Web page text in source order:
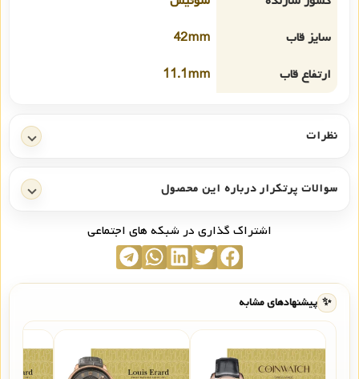
سایز قاب
42mm
ارتفاع قاب
11.1mm
نظرات
سوالات پرتکرار درباره این محصول
اشتراک گذاری در شبکه های اجتماعی
✨ پیشنهادهای مشابه